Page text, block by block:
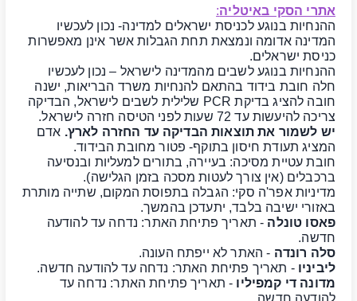
אתרי הסקי באיטליה:
ההנחיות בנוגע לכניסת ישראלים למדינה- נכון לעכשיו
המדינה אדומה ונמצאת תחת הגבלות אשר אינן מאפשרות
כניסת ישראלים.
ההנחיות בנוגע לשבים מהמדינה לישראל – נכון לעכשיו
חלה חובת בידוד בהתאם להנחיות משרד הבריאות, ישנה
חובה להציג בדיקת PCR שלילית לשבים לישראל, הבדיקה
צריכה להיעשות עד 72 שעות לפני הטיסה חזרה לישראל.
יש לשמור את תוצאות הבדיקה עד החזרה לארץ. אדם
המציג תעודת חיסון בתוקף- פטור מחובת הבידוד.
חובת עטיית מסיכה: בעיירה, בתורים למעליות ובנסיעה
ברכבלים (אין צורך לעטות מסכה בזמן הגלישה).
מדיניות אפר'ה סקי: הגבלה בתפוסת המקום, שתייה מותרת
באזורי ישיבה בלבד, יתעדכן בהמשך.
פאסו טונלה - תאריך פתיחת האתר: נדחה עד להודעה
חדשה.
סלה רונדה - האתר לא ייפתח העונה.
ליביניו - תאריך פתיחת האתר: נדחה עד להודעה חדשה.
מדונה די קמפיליו - תאריך פתיחת האתר: נדחה עד